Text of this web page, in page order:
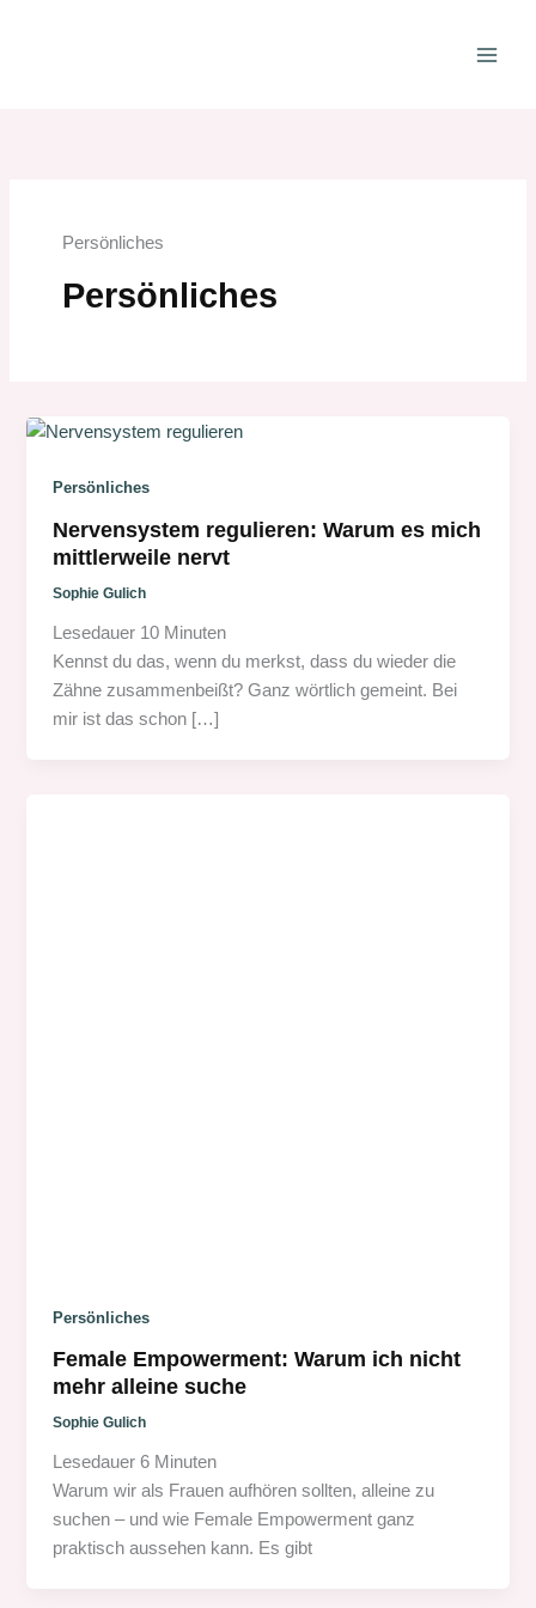
Persönliches
Persönliches
Persönliches
Nervensystem regulieren: Warum es mich
mittlerweile nervt
Sophie Gulich
Lesedauer 10 Minuten
Kennst du das, wenn du merkst, dass du wieder die
Zähne zusammenbeißt? Ganz wörtlich gemeint. Bei
mir ist das schon […]
Persönliches
Female Empowerment: Warum ich nicht
mehr alleine suche
Sophie Gulich
Lesedauer 6 Minuten
Warum wir als Frauen aufhören sollten, alleine zu
suchen – und wie Female Empowerment ganz
praktisch aussehen kann. Es gibt